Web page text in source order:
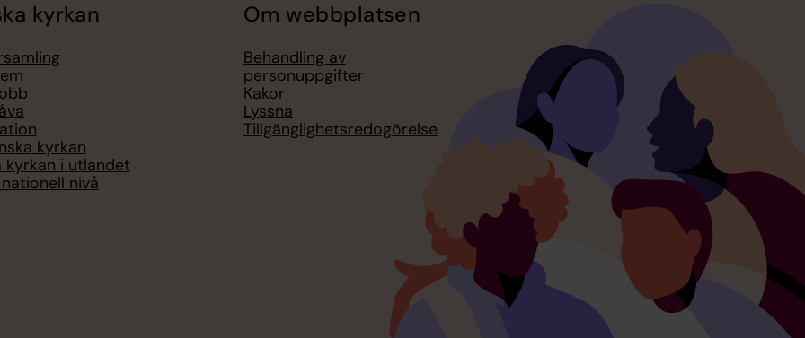
kyrkan
kyrkan
kyrkan i utlandet
nivå
Om webbplatsen
Behandling av
personuppgifter
Kakor
Lyssna
Tillgänglighetsredogörelse